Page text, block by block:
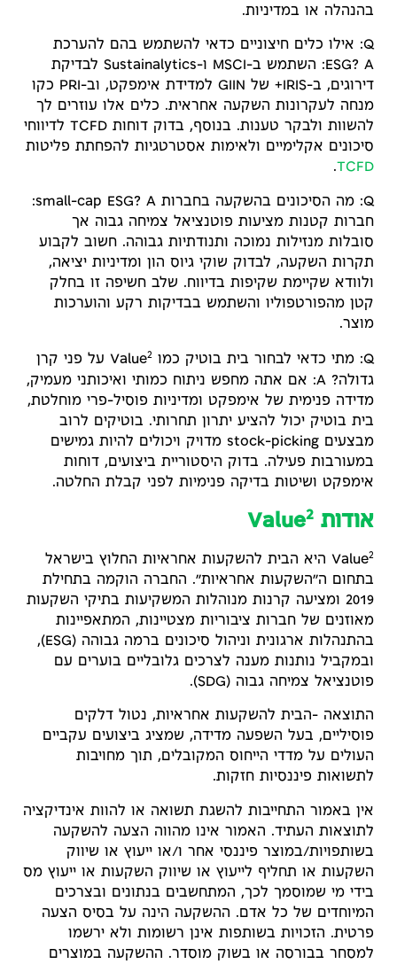
בהנהלה או במדיניות.
Q: אילו כלים חיצוניים כדאי להשתמש בהם להערכת
ESG? A: השתמש ב-MSCI ו-Sustainalytics לבדיקת
דירוגים, ב-IRIS+ של GIIN למדידת אימפקט, וב-PRI כקו
מנחה לעקרונות השקעה אחראית. כלים אלו עוזרים לך
להשוות ולבקר טענות. בנוסף, בדוק דוחות TCFD לדיווחי
סיכונים אקלימיים ולאימות אסטרטגיות להפחתת פליטות
TCFD
.
Q: מה הסיכונים בהשקעה בחברות small-cap ESG? A:
חברות קטנות מציעות פוטנציאל צמיחה גבוה אך
סובלות מנזילות נמוכה ותנודתיות גבוהה. חשוב לקבוע
תקרות השקעה, לבדוק שוקי גיוס הון ומדיניות יציאה,
ולוודא שקיימת שקיפות בדיווח. שלב חשיפה זו בחלק
קטן מהפורטפוליו והשתמש בבדיקות רקע והוערכות
מוצר.
Q: מתי כדאי לבחור בית בוטיק כמו Value 2
על פני קרן
גדולה? A: אם אתה מחפש ניתוח כמותי ואיכותני מעמיק,
מדידה פנימית של אימפקט ומדיניות פוסיל-פרי מוחלטת,
בית בוטיק יכול להציע יתרון תחרותי. בוטיקים לרוב
מבצעים stock-picking מדויק ויכולים להיות גמישים
במעורבות פעילה. בדוק היסטוריית ביצועים, דוחות
אימפקט ושיטות בדיקה פנימיות לפני קבלת החלטה.
אודות Value 2
Value2
היא הבית להשקעות אחראיות החלוץ בישראל
בתחום ה״השקעות אחראיות״. החברה הוקמה בתחילת
2019 ומציעה קרנות מנוהלות המשקיעות בתיקי השקעות
מאוזנים של חברות ציבוריות מצטיינות, המתאפיינות
בהתנהלות ארגונית וניהול סיכונים ברמה גבוהה (ESG),
ובמקביל נותנות מענה לצרכים גלובליים בוערים עם
פוטנציאל צמיחה גבוה (SDG).
התוצאה -הבית להשקעות אחראיות, נטול דלקים
פוסיליים, בעל השפעה מדידה, שמציג ביצועים עקביים
העולים על מדדי הייחוס המקובלים, תוך מחויבות
לתשואות פיננסיות חזקות.
אין באמור התחייבות להשגת תשואה או להוות אינדיקציה
לתוצאות העתיד. האמור אינו מהווה הצעה להשקעה
בשותפויות/במוצר פיננסי אחר ו/או ייעוץ או שיווק
השקעות או תחליף לייעוץ או שיווק השקעות או ייעוץ מס
בידי מי שמוסמך לכך, המתחשבים בנתונים ובצרכים
המיוחדים של כל אדם. ההשקעה הינה על בסיס הצעה
פרטית. הזכויות בשותפות אינן רשומות ולא ירשמו
למסחר בבורסה או בשוק מוסדר. ההשקעה במוצרים